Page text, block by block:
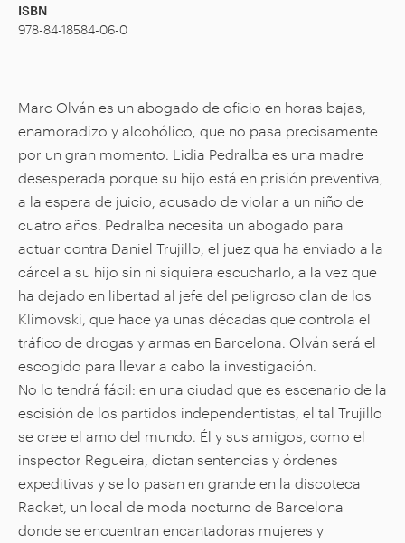
ISBN
978-84-18584-06-0
Marc Olván es un abogado de oficio en horas bajas,
enamoradizo y alcohólico, que no pasa precisamente
por un gran momento. Lidia Pedralba es una madre
desesperada porque su hijo está en prisión preventiva,
a la espera de juicio, acusado de violar a un niño de
cuatro años. Pedralba necesita un abogado para
actuar contra Daniel Trujillo, el juez qua ha enviado a la
cárcel a su hijo sin ni siquiera escucharlo, a la vez que
ha dejado en libertad al jefe del peligroso clan de los
Klimovski, que hace ya unas décadas que controla el
tráfico de drogas y armas en Barcelona. Olván será el
escogido para llevar a cabo la investigación.
No lo tendrá fácil: en una ciudad que es escenario de la
escisión de los partidos independentistas, el tal Trujillo
se cree el amo del mundo. Él y sus amigos, como el
inspector Regueira, dictan sentencias y órdenes
expeditivas y se lo pasan en grande en la discoteca
Racket, un local de moda nocturno de Barcelona
donde se encuentran encantadoras mujeres y